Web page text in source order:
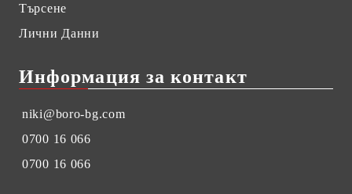
Търсене
Лични Данни
Информация за контакт
niki@boro-bg.com
0700 16 066
0700 16 066